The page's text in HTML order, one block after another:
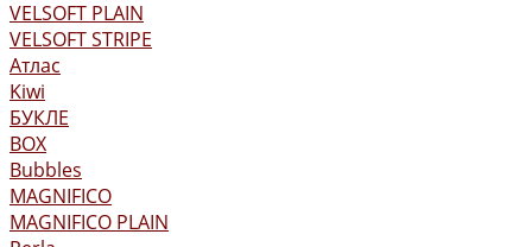
VELSOFT PLAIN
VELSOFT STRIPE
Атлас
Kiwi
БУКЛЕ
BOX
Bubbles
MAGNIFICO
MAGNIFICO PLAIN